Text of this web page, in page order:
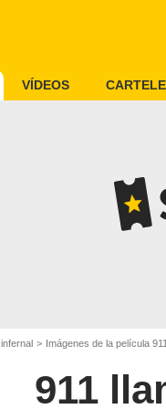
VÍDEOS
Imágenes de la película
911